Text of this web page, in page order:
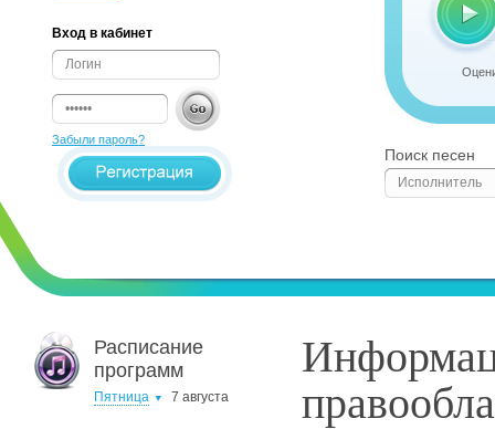
Вход в кабинет
Забыли пароль?
Расписание
программ
Пятница 7 августа
Поиск песен